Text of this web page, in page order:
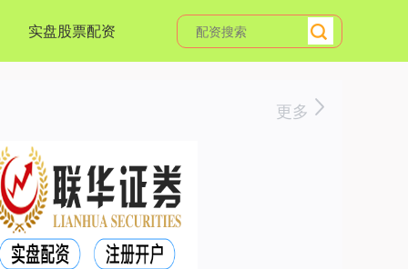
实盘股票配资
更多